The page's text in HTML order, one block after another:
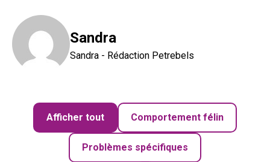
Sandra
Sandra - Rédaction Petrebels
Afficher tout Comportement félin
Problèmes spécifiques